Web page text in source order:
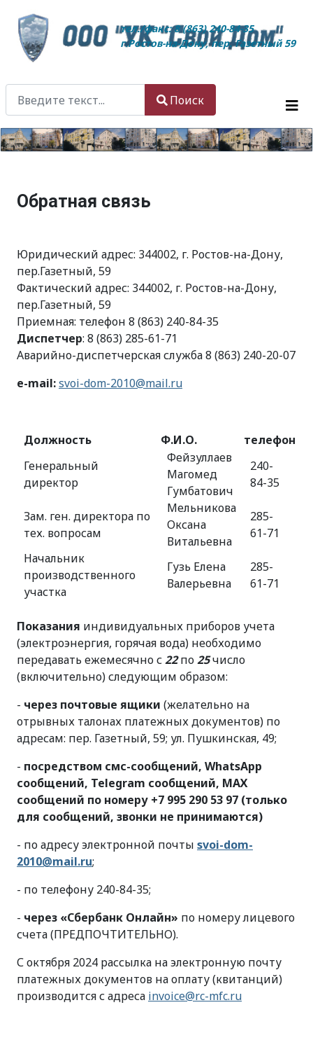
Поиск
Обратная связь
Юридический адрес: 344002, г. Ростов-на-Дону,
пер.Газетный, 59
Фактический адрес: 344002, г. Ростов-на-Дону,
пер.Газетный, 59
Приемная: телефон 8 (863) 240-84-35
Диспетчер: 8 (863) 285-61-71
Аварийно-диспетчерская служба8 (863) 240-20-07
e-mail:svoi-dom-2010@mail.ru
Должность Ф.И.О.
телефон
Генеральный
директор
Фейзуллаев
Магомед
Гумбатович
240-
84-35
Зам. ген. директора по
тех. вопросам
Мельникова
Оксана
Витальевна
285-
61-71
Начальник
производственного
участка
Гузь Елена
Валерьевна
285-
61-71
Показания индивидуальных приборов учета
(электроэнергия, горячая вода) необходимо
передавать ежемесячно с22по25число
(включительно) следующим образом:
- через почтовые ящики (желательно на
отрывных талонах платежных документов) по
адресам: пер. Газетный, 59; ул. Пушкинская, 49;
- посредством смс-сообщений, WhatsApp
сообщений, Telegram сообщений, МАХ
сообщений по номеру +7 995 290 53 97 (только
для сообщений, звонки не принимаются)
- по адресу электронной почты svoi-dom-
2010@mail.ru;
- по телефону 240-84-35;
- через «Сбербанк Онлайн» по номеру лицевого
счета (ПРЕДПОЧТИТЕЛЬНО).
С октября 2024 рассылка на электронную почту
платежных документов на оплату (квитанций)
производится с адреса invoice@rc-mfc.ru
тел./факс: 8 (863) 240-84-35
г.Ростов-на-Дону, пер. Газетный 59